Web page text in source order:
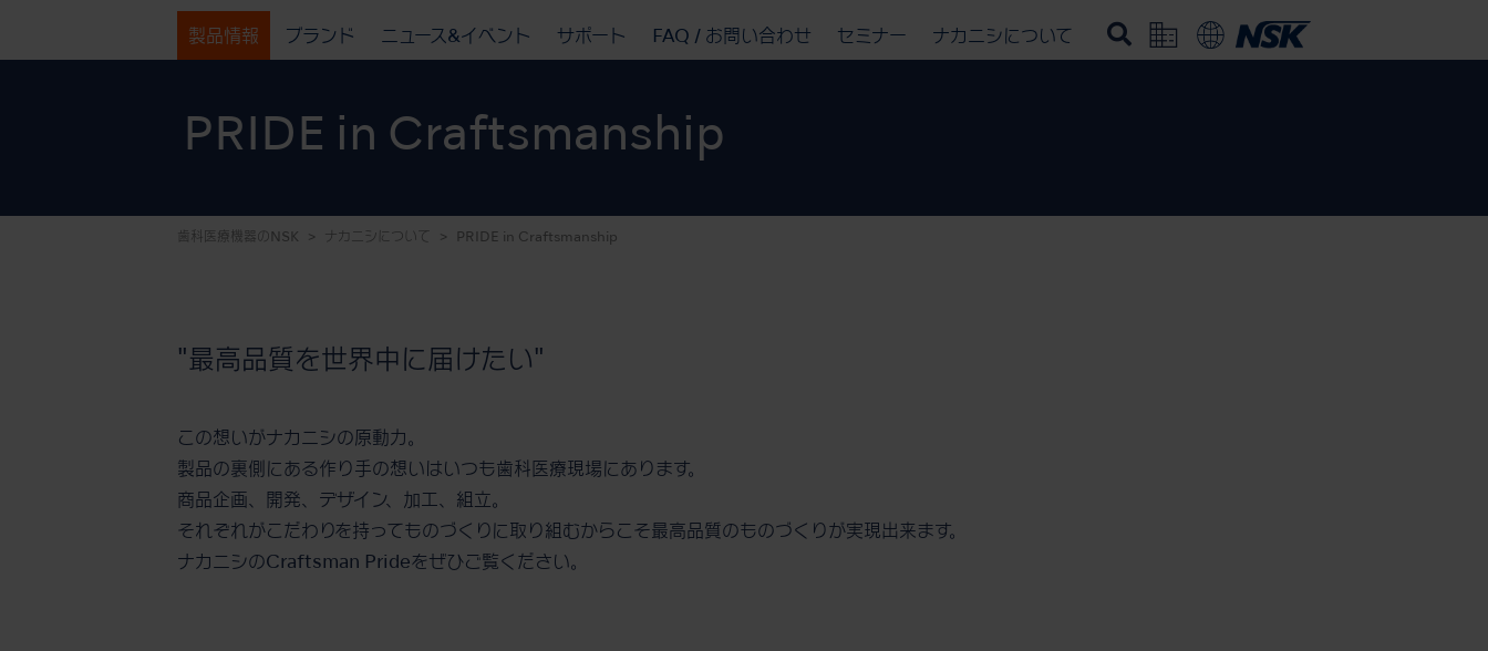
製品情報 ブランド ニュース&イベント サポート FAQ / お問い合わせ セミナー ナカニシについて
PRIDE in Craftsmanship
歯科医療機器のNSK ナカニシについて PRIDE in Craftsmanship
"最高品質を世界中に届けたい"
この想いがナカニシの原動力。
製品の裏側にある作り手の想いはいつも歯科医療現場にあります。
商品企画、開発、デザイン、加工、組立。
それぞれがこだわりを持ってものづくりに取り組むからこそ最高品質のものづくりが実現出来ます。
ナカニシのCraftsman Prideをぜひご覧ください。